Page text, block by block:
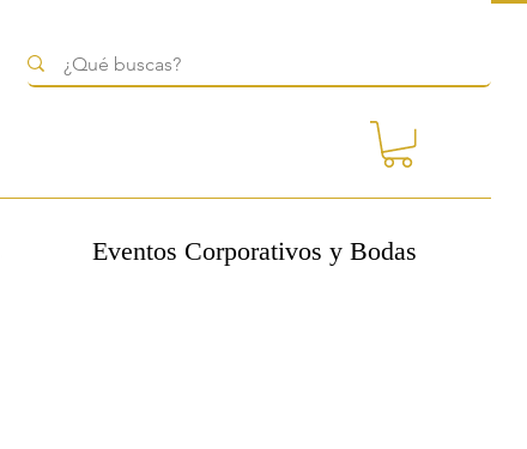
Eventos Corporativos y Bodas